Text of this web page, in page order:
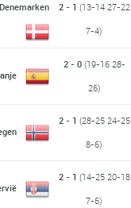
Denemarken 2 - 1 (13-14 27-22
7-4)
2 - 0(19-16 28-
26)
2 - 1 (28-25 24-25
8-6)
2 - 1 (14-25 20-18
7-6)